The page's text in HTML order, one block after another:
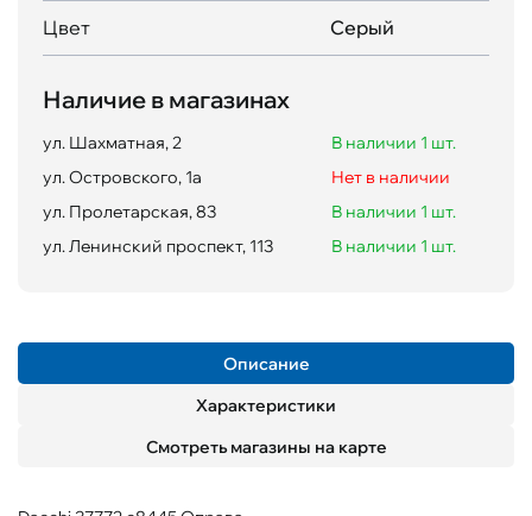
Цвет Серый
Наличие в магазинах
ул. Шахматная, 2
В наличии 1 шт.
ул. Островского, 1а
Нет в наличии
ул. Пролетарская, 83
В наличии 1 шт.
ул. Ленинский проспект, 113
В наличии 1 шт.
Описание
Характеристики
Смотреть магазины на карте